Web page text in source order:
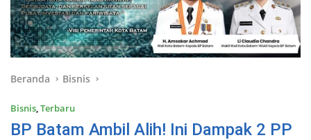
Beranda Bisnis
Bisnis,Terbaru
BP Batam Ambil Alih! Ini Dampak 2 PP